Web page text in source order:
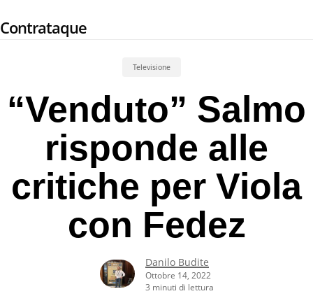
to
Contrataque
Televisione
“Venduto” Salmo
risponde alle
critiche per Viola
con Fedez
Danilo Budite
Ottobre 14, 2022
3 minuti di lettura